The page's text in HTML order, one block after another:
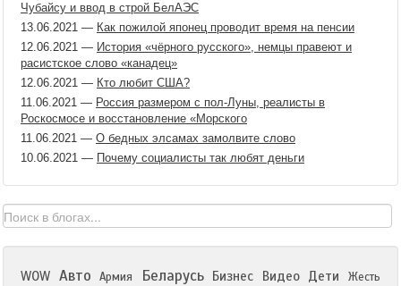
Чубайсу и ввод в строй БелАЭС
13.06.2021 — Как пожилой японец проводит время на пенсии
12.06.2021 — История «чёрного русского», немцы правеют и
расистское слово «канадец»
12.06.2021 — Кто любит США?
11.06.2021 — Россия размером с пол-Луны, реалисты в
Роскосмосе и восстановление «Морского
11.06.2021 — О бедных элсамах замолвите слово
10.06.2021 — Почему социалисты так любят деньги
WOW Авто Армия Беларусь Бизнес Видео Дети
Жесть